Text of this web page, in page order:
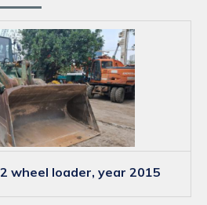
wheel loader, year 2015